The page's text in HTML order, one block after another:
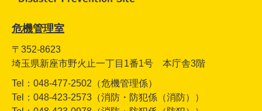
危機管理室
〒352-8623
埼玉県新座市野火止一丁目1番1号 本庁舎3階
Tel：048-477-2502（危機管理係）
Tel：048-423-2573（消防・防犯係（消防））